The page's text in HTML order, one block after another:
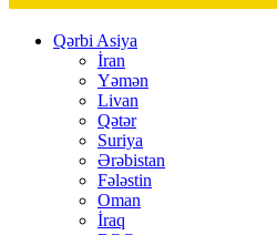
Qərbi Asiya
İran
Yəmən
Livan
Qətər
Suriya
Ərəbistan
Fələstin
Oman
İraq